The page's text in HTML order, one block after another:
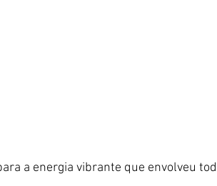
a energia vibrante que envolveu